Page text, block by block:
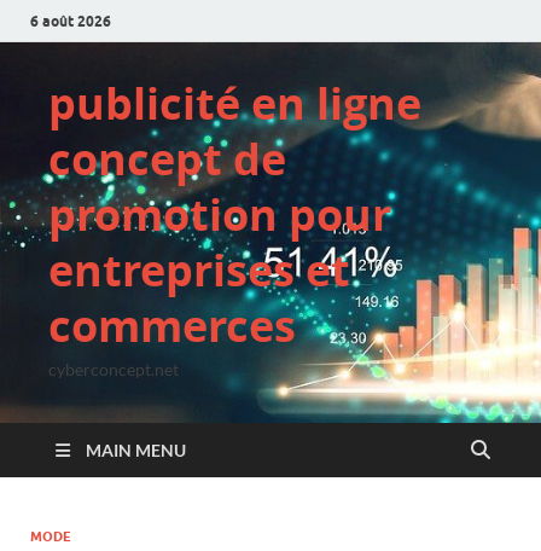
6 août 2026
publicité en ligne
concept de
promotion pour
entreprises et
commerces
cyberconcept.net
MAIN MENU
MODE